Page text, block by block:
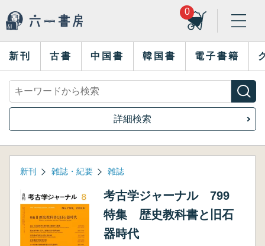
0
新刊 古書 中国書 韓国書 電子書籍
詳細検索
新刊 雑誌・紀要 雑誌
考古学ジャーナル 799
特集 歴史教科書と旧石
器時代